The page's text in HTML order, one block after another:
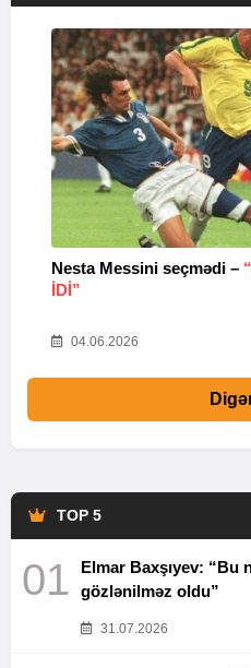
Nesta Messini seçmədi –
IDI”
04.06.2026
TOP 5
01
Elmar Baxşıyev: “Bu
gözlənilməz oldu”
31.07.2026